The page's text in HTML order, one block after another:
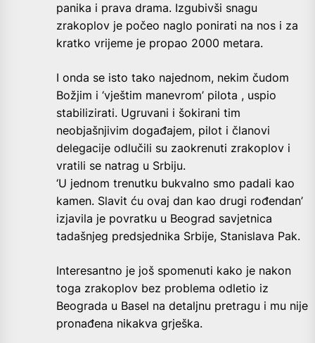
panika i prava drama. Izgubivši snagu
zrakoplov je počeo naglo ponirati na nos i za
kratko vrijeme je propao 2000 metara.
I onda se isto tako najednom, nekim čudom
Božjim i ‘vještim manevrom’ pilota , uspio
stabilizirati. Ugruvani i šokirani tim
neobjašnjivim događajem, pilot i članovi
delegacije odlučili su zaokrenuti zrakoplov i
vratili se natrag u Srbiju.
‘U jednom trenutku bukvalno smo padali kao
kamen. Slavit ću ovaj dan kao drugi rođendan’
izjavila je povratku u Beograd savjetnica
tadašnjeg predsjednika Srbije, Stanislava Pak.
Interesantno je još spomenuti kako je nakon
toga zrakoplov bez problema odletio iz
Beograda u Basel na detaljnu pretragu i mu nije
pronađena nikakva grješka.